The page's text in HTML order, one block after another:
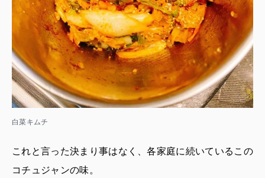
白菜キムチ
これと言った決まり事はなく、各家庭に続いているこの
コチュジャンの味。